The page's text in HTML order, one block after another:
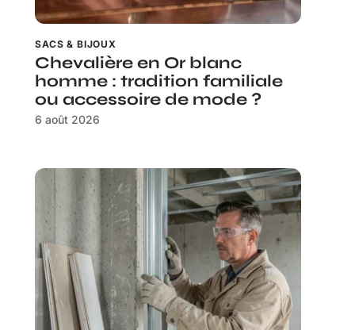
SACS & BIJOUX
Chevalière en Or blanc
homme : tradition familiale
ou accessoire de mode ?
6 août 2026